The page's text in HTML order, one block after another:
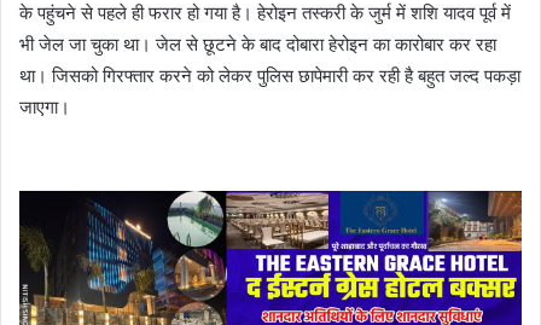
के पहुंचने से पहले ही फरार हो गया है। हेरोइन तस्करी के जुर्म में शशि यादव पूर्व में
भी जेल जा चुका था। जेल से छूटने के बाद दोबारा हेरोइन का कारोबार कर रहा
था। जिसको गिरफ्तार करने को लेकर पुलिस छापेमारी कर रही है बहुत जल्द पकड़ा
जाएगा।